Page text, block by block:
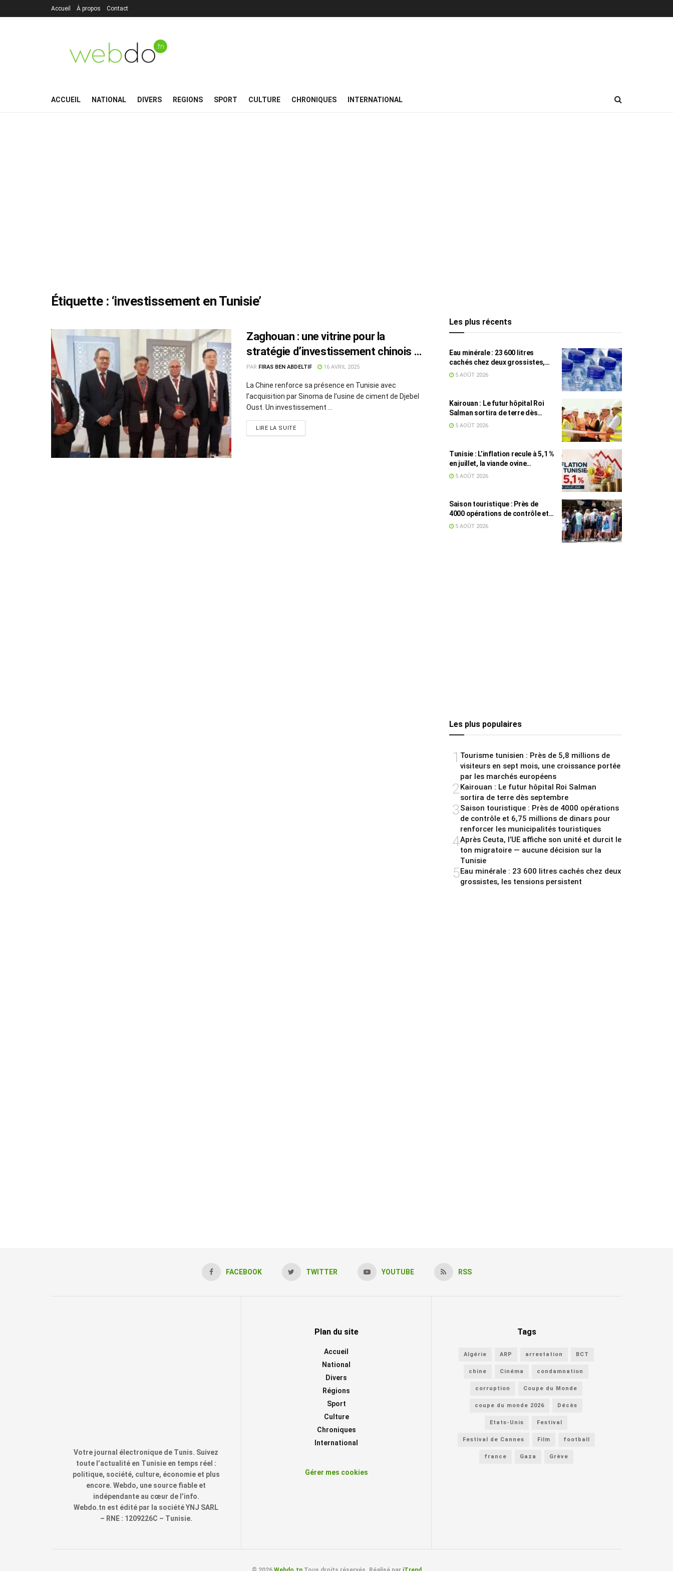
Accueil À propos Contact
ACCUEIL NATIONAL DIVERS REGIONS SPORT CULTURE CHRONIQUES INTERNATIONAL
Étiquette : ‘investissement en Tunisie’
Zaghouan : une vitrine pour la
stratégie d’investissement chinois en
Tunisie
PAR FIRAS BEN ABDELTIF 16 AVRIL 2025
La Chine renforce sa présence en Tunisie avec
l’acquisition par Sinoma de l’usine de ciment de Djebel
Oust. Un investissement ...
LIRE LA SUITE
Les plus récents
Eau minérale : 23 600 litres
cachés chez deux grossistes,
les tensions persistent
5 AOÛT 2026
Kairouan : Le futur hôpital Roi
Salman sortira de terre dès
septembre
5 AOÛT 2026
Tunisie : L’inflation recule à 5,1 %
en juillet, la viande ovine
toujours en tête des hausses
5 AOÛT 2026
Saison touristique : Près de
4000 opérations de contrôle et
6,75 millions de dinars pour
5 AOÛT 2026
Les plus populaires
1 Tourisme tunisien : Près de 5,8 millions de
visiteurs en sept mois, une croissance portée
par les marchés européens
2Kairouan : Le futur hôpital Roi Salman
sortira de terre dès septembre
3Saison touristique : Près de 4000 opérations
de contrôle et 6,75 millions de dinars pour
renforcer les municipalités touristiques
4Après Ceuta, l’UE affiche son unité et durcit le
ton migratoire — aucune décision sur la
Tunisie
5Eau minérale : 23 600 litres cachés chez deux
grossistes, les tensions persistent
FACEBOOK TWITTER YOUTUBE RSS
Votre journal électronique de Tunis. Suivez
toute l’actualité en Tunisie en temps réel :
politique, société, culture, économie et plus
encore. Webdo, une source fiable et
indépendante au cœur de l’info.
Webdo.tn est édité par la société YNJ SARL
– RNE : 1209226C – Tunisie.
Plan du site
Accueil
National
Divers
Régions
Sport
Culture
Chroniques
International
Gérer mes cookies
Tags
Algérie ARP arrestation BCT
chine Cinéma condamnation
corruption Coupe du Monde
coupe du monde 2026 Décès
Etats-Unis Festival
Festival de Cannes Film football
france Gaza Grève